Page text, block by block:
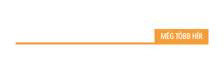
MÉG TÖBB HÍR